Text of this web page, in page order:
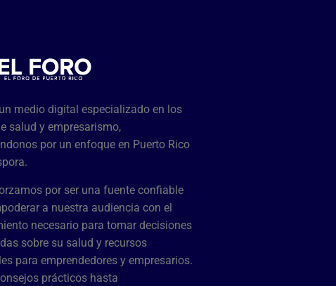
medio digital especializado en los
salud y empresarismo,
por un enfoque en Puerto Rico
por ser una fuente confiable
a nuestra audiencia con el
necesario para tomar decisiones
sobre su salud y recursos
para emprendedores y empresarios.
prácticos hasta